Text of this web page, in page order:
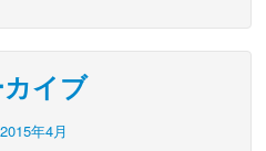
イブ
2015年4月